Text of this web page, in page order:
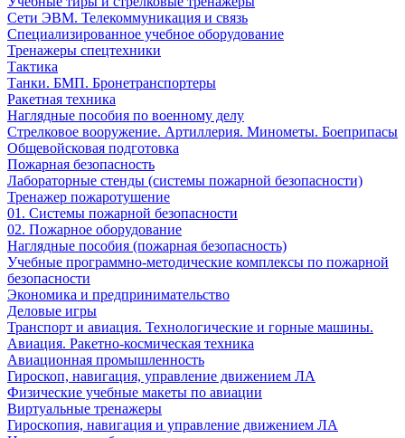
Сети ЭВМ. Телекоммуникация и связь
Специализированное учебное оборудование
Тренажеры спецтехники
Тактика
Танки. БМП. Бронетранспортеры
Ракетная техника
Наглядные пособия по военному делу
Стрелковое вооружение. Артиллерия. Минометы. Боеприпасы
Общевойсковая подготовка
Пожарная безопасность
Лабораторные стенды (системы пожарной безопасности)
Тренажер пожаротушение
01. Системы пожарной безопасности
02. Пожарное оборудование
Наглядные пособия (пожарная безопасность)
Учебные программно-методические комплексы по пожарной
безопасности
Экономика и предпринимательство
Деловые игры
Транспорт и авиация. Технологические и горные машины.
Авиация. Ракетно-космическая техника
Авиационная промышленность
Гироскоп, навигация, управление движением ЛА
Физические учебные макеты по авиации
Виртуальные тренажеры
Гироскопия, навигация и управление движением ЛА